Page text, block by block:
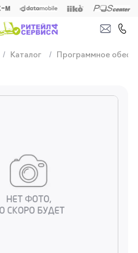
Продажа,
Каталог Программное